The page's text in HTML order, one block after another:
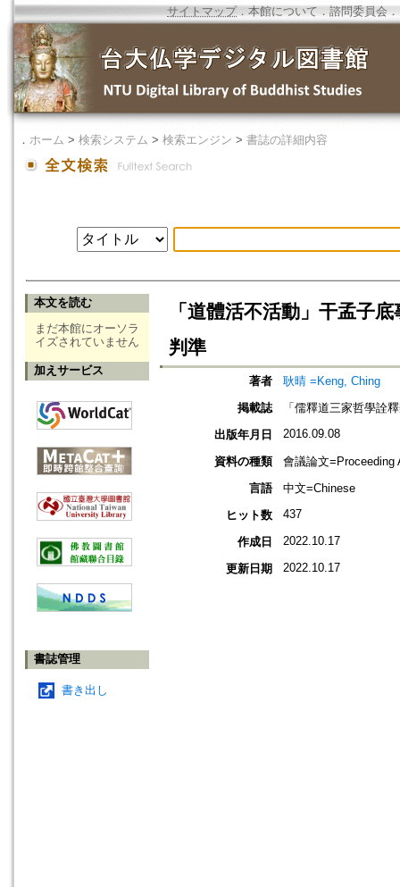
サイトマップ．本館について ． 諮問委員会 ．
． ホーム > 検索システム > 検索エンジン > 書誌の詳細内容
本文を読む
まだ本館にオーソラ
イズされていません
加えサービス
書誌管理
書き出し
「道體活不活動」干孟子
判準
著者
耿晴 =Keng, Ching
掲載誌
「儒釋道三家哲學詮
出版年月日
2016.09.08
資料の種類
會議論文=Proceeding
言語
中文=Chinese
ヒット数
437
作成日 2022.10.17
更新日期 2022.10.17